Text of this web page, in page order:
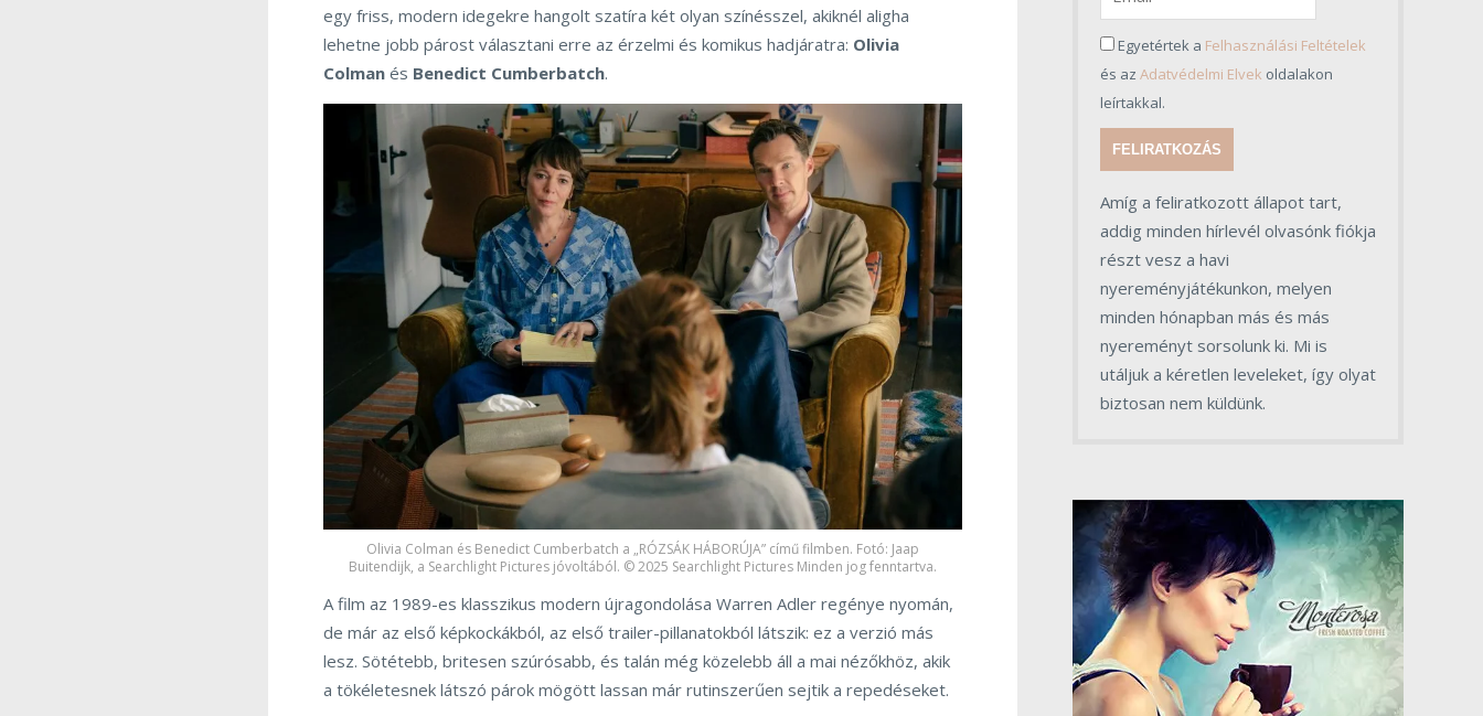
egy friss, modern idegekre hangolt szatíra két olyan színésszel, akiknél aligha
lehetne jobb párost választani erre az érzelmi és komikus hadjáratra: Olivia
Colman és Benedict Cumberbatch.
Olivia Colman és Benedict Cumberbatch a „RÓZSÁK HÁBORÚJA” című filmben. Fotó: Jaap
Buitendijk, a Searchlight Pictures jóvoltából. © 2025 Searchlight Pictures Minden jog fenntartva.
A film az 1989-es klasszikus modern újragondolása Warren Adler regénye nyomán,
de már az első képkockákból, az első trailer-pillanatokból látszik: ez a verzió más
lesz. Sötétebb, britesen szúrósabb, és talán még közelebb áll a mai nézőkhöz, akik
a tökéletesnek látszó párok mögött lassan már rutinszerűen sejtik a repedéseket.
Egyetértek a Felhasználási Feltételek
és az Adatvédelmi Elvek oldalakon
leírtakkal.
FELIRATKOZÁS
Amíg a feliratkozott állapot tart,
addig minden hírlevél olvasónk fiókja
részt vesz a havi
nyereményjátékunkon, melyen
minden hónapban más és más
nyereményt sorsolunk ki. Mi is
utáljuk a kéretlen leveleket, így olyat
biztosan nem küldünk.